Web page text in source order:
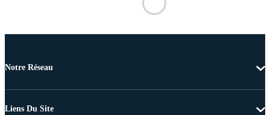
Notre Réseau
Liens Du Site